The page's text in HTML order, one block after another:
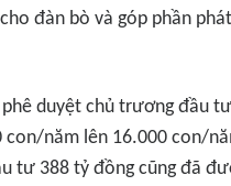
đàn bò và góp phần
duyệt chủ trương đầu
năm lên 16.000 con/
tư 388 tỷ đồng cũng đã